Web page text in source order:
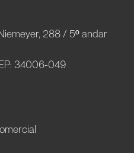
288 / 5º andar
34006-049